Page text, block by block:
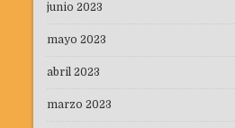
junio 2023
mayo 2023
abril 2023
marzo 2023